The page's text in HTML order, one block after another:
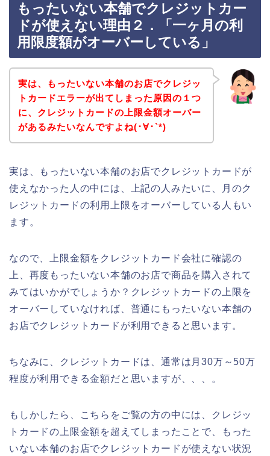
もったいない本舗でクレジットカー
ドが使えない理由２．「一ヶ月の利
用限度額がオーバーしている」
実は、もったいない本舗のお店でクレジッ
トカードエラーが出てしまった原因の１つ
に、クレジットカードの上限金額オーバー
があるみたいなんですよね(･∀･`*)
実は、もったいない本舗のお店でクレジットカードが
使えなかった人の中には、上記の人みたいに、月のク
レジットカードの利用上限をオーバーしている人もい
ます。
なので、上限金額をクレジットカード会社に確認の
上、再度もったいない本舗のお店で商品を購入されて
みてはいかがでしょうか？クレジットカードの上限を
オーバーしていなければ、普通にもったいない本舗の
お店でクレジットカードが利用できると思います。
ちなみに、クレジットカードは、通常は月30万～50万
程度が利用できる金額だと思いますが、、、。
もしかしたら、こちらをご覧の方の中には、クレジッ
トカードの上限金額を超えてしまったことで、もった
いない本舗のお店でクレジットカードが使えない状況